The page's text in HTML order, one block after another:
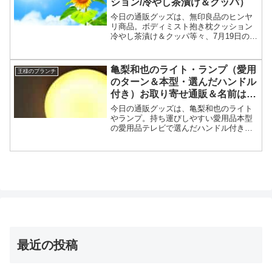
今日の通販グッズは、無印良品のヒンヤ
リ商品。ボディミスト抱き枕クッション
冷やし茶漬け＆クッパ等々、7月19日の王
てです。（画像はイメージです）王様の
ブランチ 無印良品ひ...
王様のブランチ
亀梨和也のライト・ランプ（愛用
のターン＆本型・選んだハンドル
付き）お取り寄せ通販＆名前は？
【王様のブランチ】
今日の通販グッズは、亀梨和也のライト
やランプ。持ち運びしやすい愛用品本型
の愛用品テレビで選んだハンドル付きラ
最近の投稿